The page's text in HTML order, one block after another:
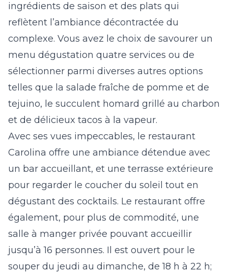
ingrédients de saison et des plats qui
reflètent l’ambiance décontractée du
complexe. Vous avez le choix de savourer un
menu dégustation quatre services ou de
sélectionner parmi diverses autres options
telles que la salade fraîche de pomme et de
tejuino, le succulent homard grillé au charbon
et de délicieux tacos à la vapeur.
Avec ses vues impeccables, le restaurant
Carolina offre une ambiance détendue avec
un bar accueillant, et une terrasse extérieure
pour regarder le coucher du soleil tout en
dégustant des cocktails. Le restaurant offre
également, pour plus de commodité, une
salle à manger privée pouvant accueillir
jusqu’à 16 personnes. Il est ouvert pour le
souper du jeudi au dimanche, de 18 h à 22 h;